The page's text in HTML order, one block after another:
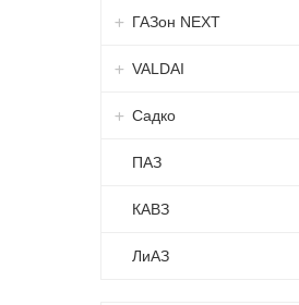
ГАЗон NEXT
VALDAI
Садко
ПАЗ
КАВЗ
ЛиАЗ